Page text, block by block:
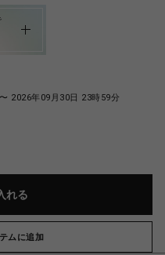
2026年09月30日 23時59分
れる
ムに追加